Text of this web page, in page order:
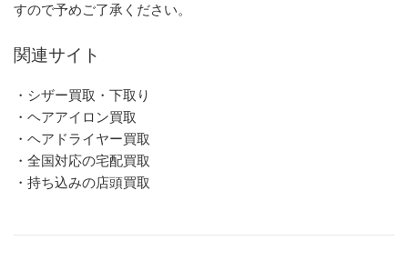
すので予めご了承ください。
関連サイト
・シザー買取・下取り
・ヘアアイロン買取
・ヘアドライヤー買取
・全国対応の宅配買取
・持ち込みの店頭買取